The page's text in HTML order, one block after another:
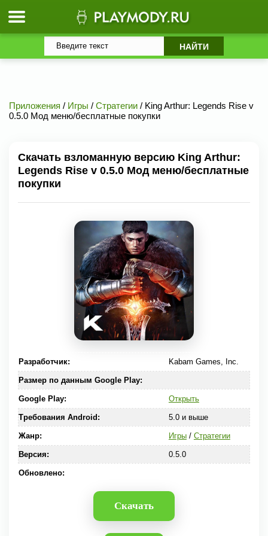
Приложения / Игры / Стратегии / King Arthur: Legends Rise v
0.5.0 Мод меню/бесплатные покупки
Скачать взломанную версию King Arthur:
Legends Rise v 0.5.0 Мод меню/бесплатные
покупки
Разработчик: Kabam Games, Inc.
Размер по данным Google Play:
Google Play: Открыть
Требования Android: 5.0 и выше
Жанр: Игры/ Стратегии
Версия: 0.5.0
Обновлено:
Скачать